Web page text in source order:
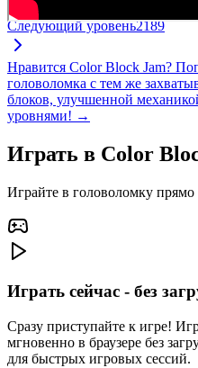
Следующий уровень2189
Нравится Color Block Jam?
головоломка с тем же
блоков, улучшенной
уровнями! →
Играть в Color
Играйте в головоломку прямо
Играть сейчас - без
Сразу приступайте к игре!
мгновенно в браузере без
для быстрых игровых сессий.